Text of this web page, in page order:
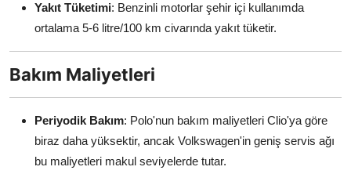
Yakıt Tüketimi: Benzinli motorlar şehir içi kullanımda
ortalama 5-6 litre/100 km civarında yakıt tüketir.
Bakım Maliyetleri
Periyodik Bakım: Polo'nun bakım maliyetleri Clio'ya göre
biraz daha yüksektir, ancak Volkswagen'in geniş servis ağı
bu maliyetleri makul seviyelerde tutar.